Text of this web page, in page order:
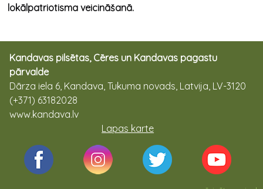
lokālpatriotisma veicināšanā.
Kandavas pilsētas, Cēres un Kandavas pagastu
pārvalde
Dārza iela 6, Kandava, Tukuma novads, Latvija, LV-3120
(+371) 63182028
www.kandava.lv
Lapas karte